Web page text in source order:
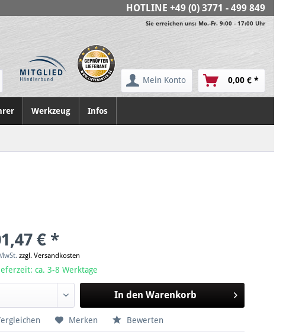
HOTLINE +49 (0) 3771 - 499 849
Sie erreichen uns: Mo.-Fr. 9:00 - 17:00 Uhr
Mein Konto 0,00 € *
Werkzeug Infos
€ *
zzgl. Versandkosten
ca. 3-8 Werktage
In den Warenkorb
Merken Bewerten